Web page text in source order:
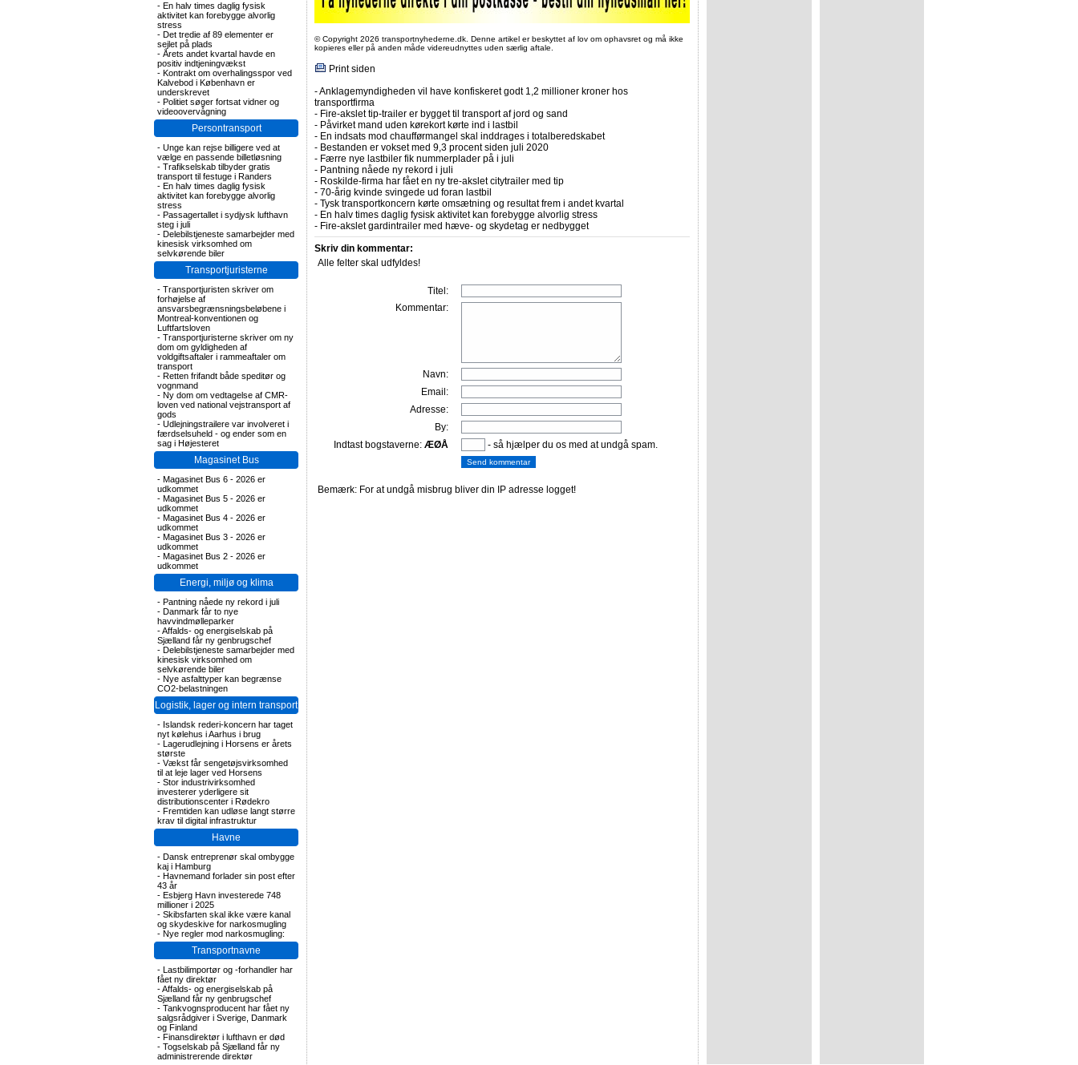
- En halv times daglig fysisk
aktivitet kan forebygge alvorlig
stress
- Det tredie af 89 elementer er
sejlet på plads
- Årets andet kvartal havde en
positiv indtjeningvækst
- Kontrakt om overhalingsspor ved
Kalvebod i København er
underskrevet
- Politiet søger fortsat vidner og
videoovervågning
Persontransport
- Unge kan rejse billigere ved at
vælge en passende billetløsning
- Trafikselskab tilbyder gratis
transport til festuge i Randers
- En halv times daglig fysisk
aktivitet kan forebygge alvorlig
stress
- Passagertallet i sydjysk lufthavn
steg i juli
- Delebilstjeneste samarbejder med
kinesisk virksomhed om
selvkørende biler
Transportjuristerne
- Transportjuristen skriver om
forhøjelse af
ansvarsbegrænsningsbeløbene i
Montreal-konventionen og
Luftfartsloven
- Transportjuristerne skriver om ny
dom om gyldigheden af
voldgiftsaftaler i rammeaftaler om
transport
- Retten frifandt både speditør og
vognmand
- Ny dom om vedtagelse af CMR-
loven ved national vejstransport af
gods
- Udlejningstrailere var involveret i
færdselsuheld - og ender som en
sag i Højesteret
Magasinet Bus
- Magasinet Bus 6 - 2026 er
udkommet
- Magasinet Bus 5 - 2026 er
udkommet
- Magasinet Bus 4 - 2026 er
udkommet
- Magasinet Bus 3 - 2026 er
udkommet
- Magasinet Bus 2 - 2026 er
udkommet
Energi, miljø og klima
- Pantning nåede ny rekord i juli
- Danmark får to nye
havvindmølleparker
-Affalds- og energiselskab på
Sjælland får ny genbrugschef
- Delebilstjeneste samarbejder med
kinesisk virksomhed om
selvkørende biler
- Nye asfalttyper kan begrænse
CO2-belastningen
Logistik, lager og intern transport
- Islandsk rederi-koncern har taget
nyt kølehus i Aarhus i brug
- Lagerudlejning i Horsens er årets
største
- Vækst får sengetøjsvirksomhed
til at leje lager ved Horsens
- Stor industrivirksomhed
investerer yderligere sit
distributionscenter i Rødekro
- Fremtiden kan udløse langt større
krav til digital infrastruktur
Havne
- Dansk entreprenør skal ombygge
kaj i Hamburg
- Havnemand forlader sin post efter
43 år
- Esbjerg Havn investerede 748
millioner i 2025
- Skibsfarten skal ikke være kanal
og skydeskive for narkosmugling
- Nye regler mod narkosmugling:
Transportnavne
- Lastbilimportør og -forhandler har
fået ny direktør
-Affalds- og energiselskab på
Sjælland får ny genbrugschef
- Tankvognsproducent har fået ny
salgsrådgiver i Sverige, Danmark
og Finland
- Finansdirektør i lufthavn er død
- Togselskab på Sjælland får ny
administrerende direktør
© Copyright 2026 transportnyhederne.dk. Denne artikel er beskyttet af lov om ophavsret og må ikke
kopieres eller på anden måde videreudnyttes uden særlig aftale.
Print siden
-Anklagemyndigheden vil have konfiskeret godt 1,2 millioner kroner hos
transportfirma
- Fire-akslet tip-trailer er bygget til transport af jord og sand
- Påvirket mand uden kørekort kørte ind i lastbil
- En indsats mod chaufførmangel skal inddrages i totalberedskabet
- Bestanden er vokset med 9,3 procent siden juli 2020
- Færre nye lastbiler fik nummerplader på i juli
- Pantning nåede ny rekord i juli
- Roskilde-firma har fået en ny tre-akslet citytrailer med tip
- 70-årig kvinde svingede ud foran lastbil
- Tysk transportkoncern kørte omsætning og resultat frem i andet kvartal
- En halv times daglig fysisk aktivitet kan forebygge alvorlig stress
- Fire-akslet gardintrailer med hæve- og skydetag er nedbygget
Skriv din kommentar:
Alle felter skal udfyldes!
Titel:
Kommentar:
Navn:
Email:
Adresse:
By:
Indtast bogstaverne: ÆØÅ - så hjælper du os med at undgå spam.
Bemærk: For at undgå misbrug bliver din IP adresse logget!